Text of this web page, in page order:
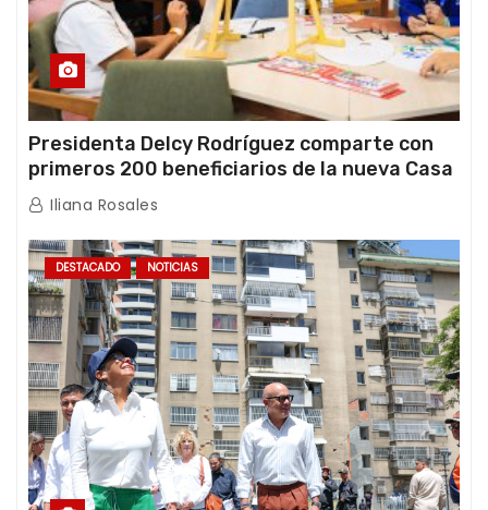
Presidenta Delcy Rodríguez comparte con
primeros 200 beneficiarios de la nueva Casa
de los Abuelos “La Primavera” en Caracas
Iliana Rosales
DESTACADO NOTICIAS